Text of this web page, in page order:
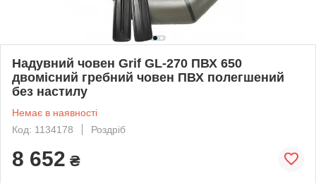
Надувний човен Grif GL-270 ПВХ 650
двомісний гребний човен ПВХ полегшений
без настилу
Немає в наявності
Код: 1134178
Роздріб
8 652 ₴